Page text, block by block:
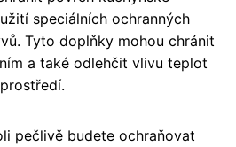
speciálních ochranných
Tyto doplňky mohou chránit
a také odlehčit vlivu teplot
pečlivě budete ochraňovat